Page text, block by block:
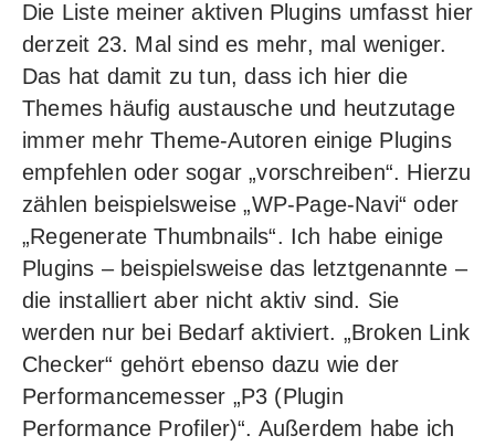
Die Liste meiner aktiven Plugins umfasst hier
derzeit 23. Mal sind es mehr, mal weniger.
Das hat damit zu tun, dass ich hier die
Themes häufig austausche und heutzutage
immer mehr Theme-Autoren einige Plugins
empfehlen oder sogar „vorschreiben“. Hierzu
zählen beispielsweise „WP-Page-Navi“ oder
„Regenerate Thumbnails“. Ich habe einige
Plugins – beispielsweise das letztgenannte –
die installiert aber nicht aktiv sind. Sie
werden nur bei Bedarf aktiviert. „Broken Link
Checker“ gehört ebenso dazu wie der
Performancemesser „P3 (Plugin
Performance Profiler)“. Außerdem habe ich